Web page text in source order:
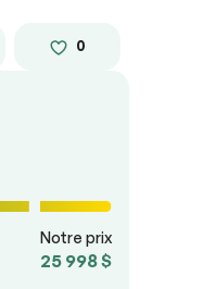
0
Notre prix
25 998 $